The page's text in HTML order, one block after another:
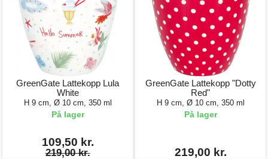
GreenGate Lattekopp Lula
White
H 9 cm, Ø 10 cm, 350 ml
På lager
109,50 kr.
219,00 kr.
GreenGate Lattekopp "Dotty
Red"
H 9 cm, Ø 10 cm, 350 ml
På lager
219,00 kr.